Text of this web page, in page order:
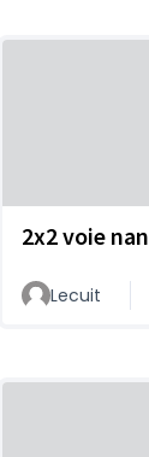
2x2 voie
Lecuit